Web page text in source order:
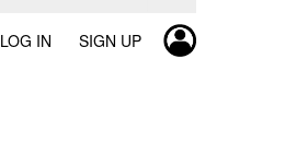
LOG IN SIGN UP